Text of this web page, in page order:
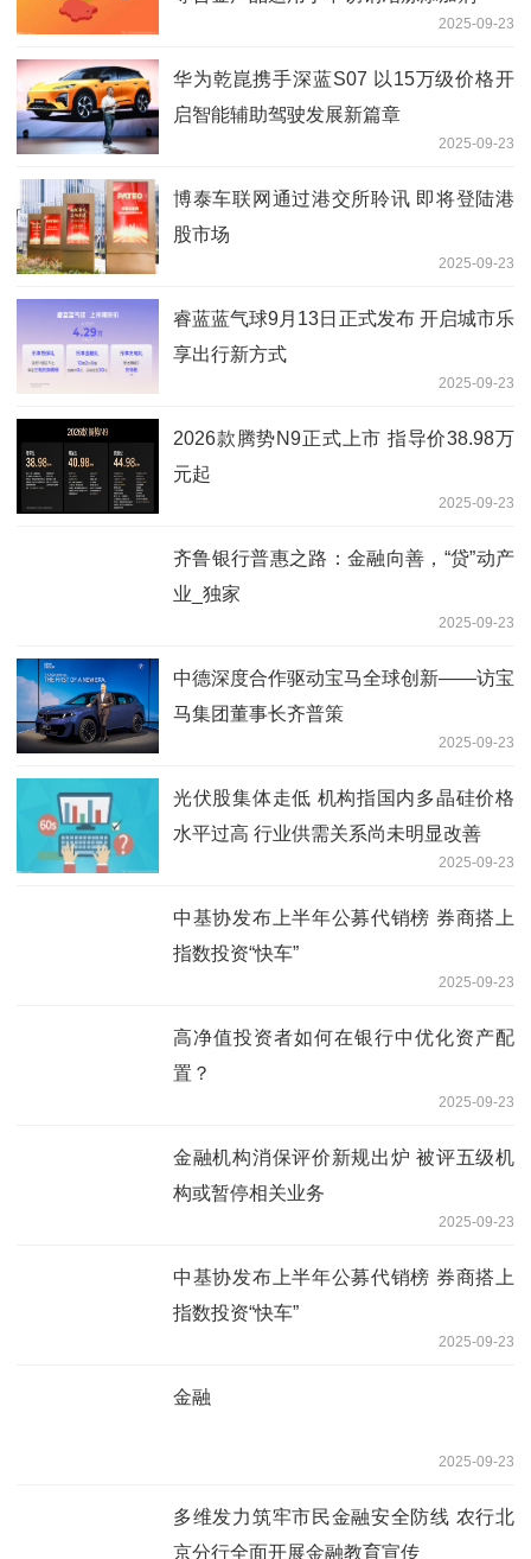
2025-09-23
华为乾崑携手深蓝S07 以15万级价格开
启智能辅助驾驶发展新篇章
2025-09-23
博泰车联网通过港交所聆讯 即将登陆港
股市场
2025-09-23
睿蓝蓝气球9月13日正式发布 开启城市乐
享出行新方式
2025-09-23
2026款腾势N9正式上市 指导价38.98万
元起
2025-09-23
齐鲁银行普惠之路：金融向善，“贷”动产
业_独家
2025-09-23
中德深度合作驱动宝马全球创新——访宝
马集团董事长齐普策
2025-09-23
光伏股集体走低 机构指国内多晶硅价格
水平过高 行业供需关系尚未明显改善
2025-09-23
中基协发布上半年公募代销榜 券商搭上
指数投资“快车”
2025-09-23
高净值投资者如何在银行中优化资产配
置？
2025-09-23
金融机构消保评价新规出炉 被评五级机
构或暂停相关业务
2025-09-23
中基协发布上半年公募代销榜 券商搭上
指数投资“快车”
2025-09-23
金融
2025-09-23
多维发力筑牢市民金融安全防线 农行北
京分行全面开展金融教育宣传